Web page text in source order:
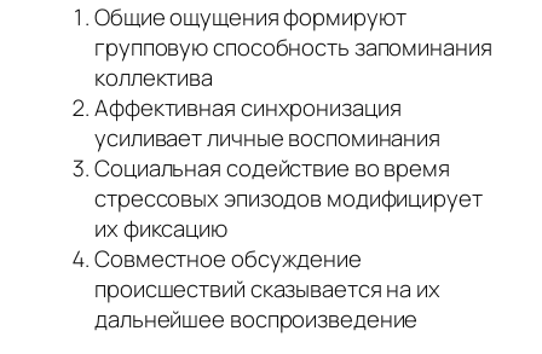
Общие ощущения формируют
групповую способность запоминания
коллектива
Аффективная синхронизация
усиливает личные воспоминания
Социальная содействие во время
стрессовых эпизодов модифицирует
их фиксацию
Совместное обсуждение
происшествий сказывается на их
дальнейшее воспроизведение